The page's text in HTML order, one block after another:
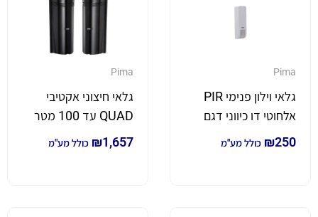
Pima
גלאי וילון פנימי PIR
אלחוטי דו כיווני דגם
DPC743
₪250 כולל מע"מ
Pima
גלאי חיצוני אקטיבי
QUAD עד 100 מטר
₪1,657 כולל מע"מ